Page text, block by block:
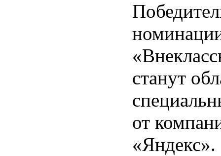
станут
от
«Яндекс».